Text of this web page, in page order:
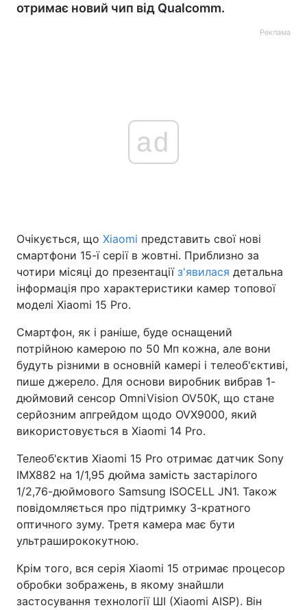
отримає новий чип від Qualcomm.
Реклама
ad
Очікується, що Xiaomi представить свої нові
смартфони 15-ї серії в жовтні. Приблизно за
чотири місяці до презентації з'явилася детальна
інформація про характеристики камер топової
моделі Xiaomi 15 Pro.
Смартфон, як і раніше, буде оснащений
потрійною камерою по 50 Мп кожна, але вони
будуть різними в основній камері і телеоб'єктиві,
пише джерело. Для основи виробник вибрав 1-
дюймовий сенсор OmniVision OV50K, що стане
серйозним апгрейдом щодо OVX9000, який
використовується в Xiaomi 14 Pro.
Телеоб'єктив Xiaomi 15 Pro отримає датчик Sony
IMX882 на 1/1,95 дюйма замість застарілого
1/2,76-дюймового Samsung ISOCELL JN1. Також
повідомляється про підтримку 3-кратного
оптичного зуму. Третя камера має бути
ультраширококутною.
Крім того, вся серія Xiaomi 15 отримає процесор
обробки зображень, в якому знайшли
застосування технології ШІ (Xiaomi AISP). Він